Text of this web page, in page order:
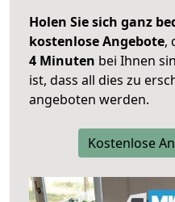
Holen Sie sich ganz
kostenlose Angebote,
4 Minuten bei Ihnen
ist, dass all dies zu
angeboten werden.
Kostenlose